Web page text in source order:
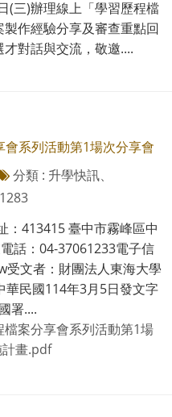
(三)辦理線上「學習歷程檔
作經驗分享及審查重點回
對話與交流，敬邀....
系列活動第1場次分享會
分類 : 升學快訊、
：413415 臺中市霧峰區中
話：04-37061233電子信
文者：財團法人東海大學
華民國114年3月5日發文字
署....
案分享會系列活動第1場
畫.pdf